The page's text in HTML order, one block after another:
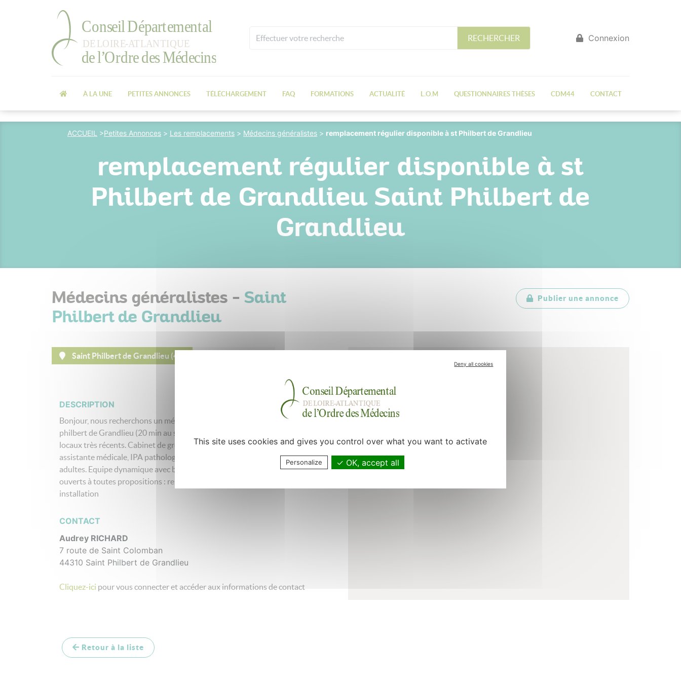
RECHERCHER Connexion
À LA UNE PETITES ANNONCES TÉLÉCHARGEMENT FAQ FORMATIONS ACTUALITÉ L.O.M QUESTIONNAIRES THÈSES CDM44 CONTACT
ACCUEIL >Petites Annonces > Les remplacements > Médecins généralistes > remplacement régulier disponible à st Philbert de Grandlieu
remplacement régulier disponible à st
Philbert de Grandlieu Saint Philbert de
Grandlieu
Médecins généralistes - Saint
Philbert de Grandlieu
Publier une annonce
Saint Philbert de Grandlieu (44)
DESCRIPTION
Bonjour, nous recherchons un médecin pour compléter notre équipe à st
philbert de Grandlieu (20 min au sud de Nantes) ; bureau disponible, dans des
locaux très récents. Cabinet de groupe avec secrétaire sur place, logiciel Weda,
assistante médicale, IPA pathologie chronique + 2 IPA santé mentale enfants et
adultes. Equipe dynamique avec bonne ambiance garantie. Nous sommes
ouverts à toutes propositions : remplacement régulier / collaboration /
installation
CONTACT
Audrey RICHARD
7 route de Saint Colomban
44310 Saint Philbert de Grandlieu
Cliquez-ici pour vous connecter et accéder aux informations de contact
Retour à la liste
Deny all cookies
This site uses cookies and gives you control over what you want to activate
Personalize OK, accept all